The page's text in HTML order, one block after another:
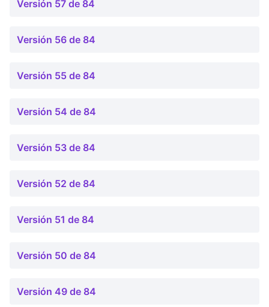
Versión 57 de 84
Versión 56 de 84
Versión 55 de 84
Versión 54 de 84
Versión 53 de 84
Versión 52 de 84
Versión 51 de 84
Versión 50 de 84
Versión 49 de 84